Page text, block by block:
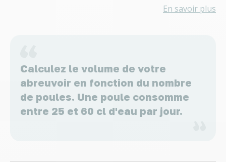
En savoir plus
Calculez le volume de votre
abreuvoir en fonction du nombre
de poules. Une poule consomme
entre 25 et 60 cl d'eau par jour.